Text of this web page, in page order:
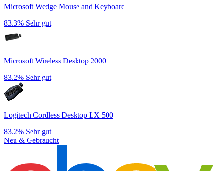
Microsoft Wedge Mouse and Keyboard
83.3% Sehr gut
Microsoft Wireless Desktop 2000
83.2% Sehr gut
Logitech Cordless Desktop LX 500
83.2% Sehr gut
Neu & Gebraucht